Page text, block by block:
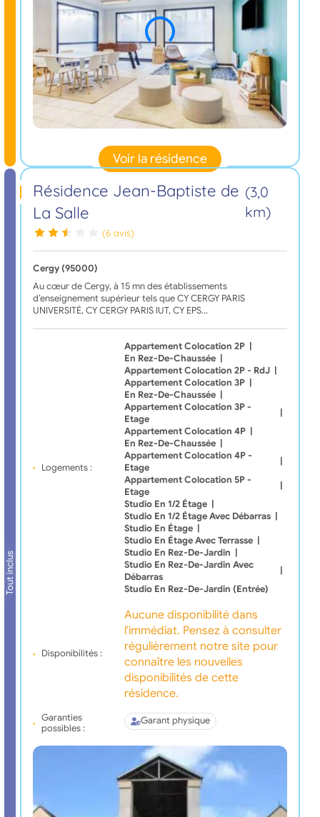
Voir la résidence
Tout inclus
Résidence Jean-Baptiste de
La Salle
(3,0
km)
(6 avis)
Cergy (95000)
Au cœur de Cergy, à 15 mn des établissements
d’enseignement supérieur tels que CY CERGY PARIS
UNIVERSITÉ, CY CERGY PARIS IUT, CY EPS…
Logements :
Appartement Colocation 2P
En Rez-De-Chaussée
Appartement Colocation 2P - RdJ
Appartement Colocation 3P
En Rez-De-Chaussée
Appartement Colocation 3P -
Etage
Appartement Colocation 4P
En Rez-De-Chaussée
Appartement Colocation 4P -
Etage
Appartement Colocation 5P -
Etage
Studio En 1/2 Étage
Studio En 1/2 Étage Avec Débarras
Studio En Étage
Studio En Étage Avec Terrasse
Studio En Rez-De-Jardin
Studio En Rez-De-Jardin Avec
Débarras
Studio En Rez-De-Jardin (Entrée)
Disponibilités :
Aucune disponibilité dans
l'immédiat. Pensez à consulter
régulièrement notre site pour
connaître les nouvelles
disponibilités de cette
résidence.
Garanties
possibles :
Garant physique